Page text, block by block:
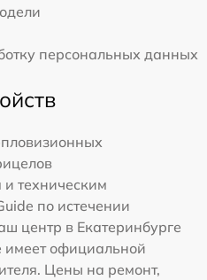
персональных данных
техническим
по истечении
центр в Екатеринбурге
имеет официальной
Цены на ремонт,